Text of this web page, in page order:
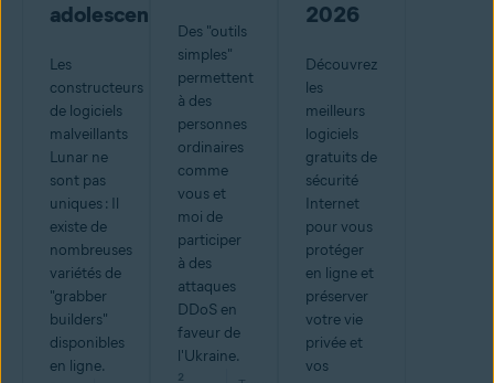
adolescents
Les
constructeurs
de logiciels
malveillants
Lunar ne
sont pas
uniques : Il
existe de
nombreuses
variétés de
"grabber
builders"
disponibles
en ligne.
Des "outils
simples"
permettent
à des
personnes
ordinaires
comme
vous et
moi de
participer
à des
attaques
DDoS en
faveur de
l'Ukraine.
2
2026
Découvrez
les
meilleurs
logiciels
gratuits de
sécurité
Internet
pour vous
protéger
en ligne et
préserver
votre vie
privée et
vos